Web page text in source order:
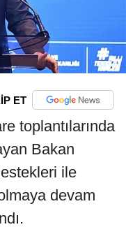
ET
toplantılarında
Bakan
ile
devam